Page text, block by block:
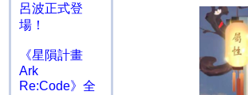
呂波正式登
場！
《星隕計畫
Ark
Re:Code》全